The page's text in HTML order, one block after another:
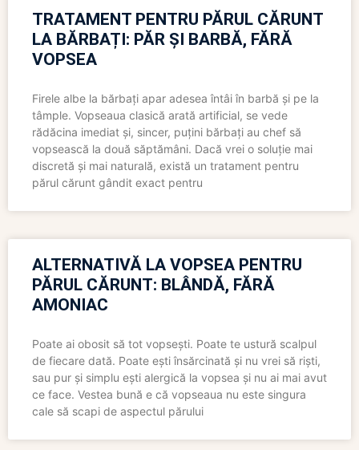
TRATAMENT PENTRU PĂRUL CĂRUNT
LA BĂRBAȚI: PĂR ȘI BARBĂ, FĂRĂ
VOPSEA
Firele albe la bărbați apar adesea întâi în barbă și pe la
tâmple. Vopseaua clasică arată artificial, se vede
rădăcina imediat și, sincer, puțini bărbați au chef să
vopsească la două săptămâni. Dacă vrei o soluție mai
discretă și mai naturală, există un tratament pentru
părul cărunt gândit exact pentru
ALTERNATIVĂ LA VOPSEA PENTRU
PĂRUL CĂRUNT: BLÂNDĂ, FĂRĂ
AMONIAC
Poate ai obosit să tot vopsești. Poate te ustură scalpul
de fiecare dată. Poate ești însărcinată și nu vrei să riști,
sau pur și simplu ești alergică la vopsea și nu ai mai avut
ce face. Vestea bună e că vopseaua nu este singura
cale să scapi de aspectul părului